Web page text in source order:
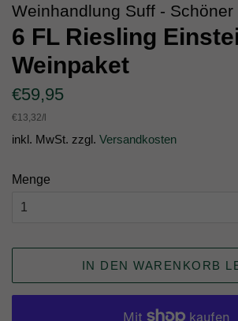
Weinhandlung Suff - Schöner
6 FL Riesling
Weinpaket
Normaler
Preis
€59,95
Einzelpreis
€13,32/pro
l
inkl. MwSt. zzgl. Versandkosten
Menge
IN DEN WARENKORB